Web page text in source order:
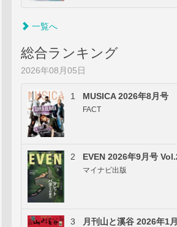
一覧へ
総合ランキング
2026年08月05日
1 MUSICA 2026年8月号
FACT
2 EVEN 2026年9月号
マイナビ出版
3 月刊山と溪谷 2026年1